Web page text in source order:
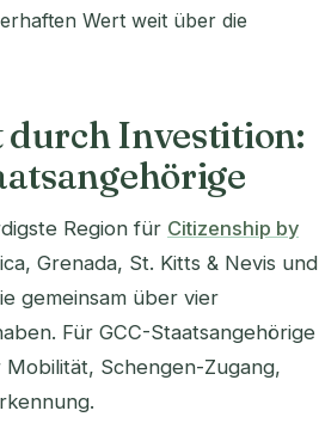
Wert weit über die
durch Investition:
Region für Citizenship by
Grenada, St. Kitts & Nevis und
gemeinsam über vier
Für GCC-Staatsangehörige
Schengen-Zugang,